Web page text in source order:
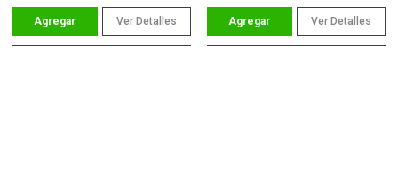
Ver Detalles Ver Detalles